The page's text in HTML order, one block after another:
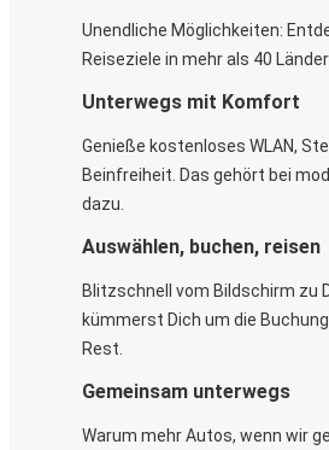
Unendliche Möglichkeiten:
Reiseziele in mehr als 40
Unterwegs mit Komfort
Genieße kostenloses WLAN,
Beinfreiheit. Das gehört bei
dazu.
Auswählen, buchen, reisen
Blitzschnell vom Bildschirm zu
kümmerst Dich um die
Rest.
Gemeinsam unterwegs
Warum mehr Autos, wenn wir